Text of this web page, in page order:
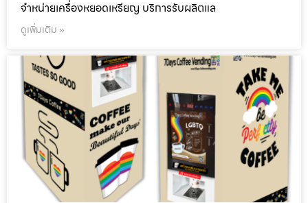
จำหน่ายเครื่องหยอดเหรียญ บริการรับผลิตแล
ดูเพิ่มเติม »